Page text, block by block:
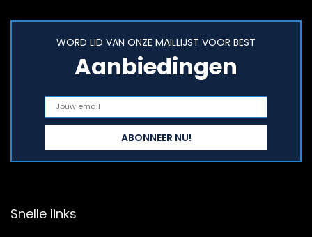
WORD LID VAN ONZE MAILLIJST VOOR BEST
Aanbiedingen
Snelle links